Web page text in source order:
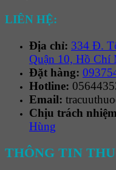
LIÊN HỆ:
Địa chỉ: 334 Đ.
Quận 10, Hồ Chí
Đặt hàng:
Hotline:
Email:
Chịu trách
Hùng
THÔNG TIN